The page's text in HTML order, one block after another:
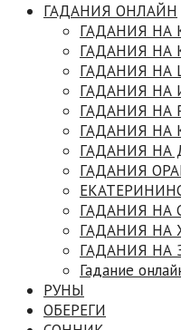
ГАДАНИЯ ОНЛАЙН
ГАДАНИЯ НА
ГАДАНИЯ НА
ГАДАНИЯ НА
ГАДАНИЯ НА
ГАДАНИЯ НА
ГАДАНИЯ НА
ГАДАНИЯ
ГАДАНИЯ
ГАДАНИЯ НА
ГАДАНИЯ НА
ГАДАНИЯ НА
Гадание
РУНЫ
ОБЕРЕГИ